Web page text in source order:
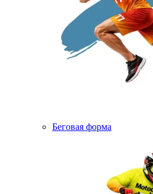
Беговая форма